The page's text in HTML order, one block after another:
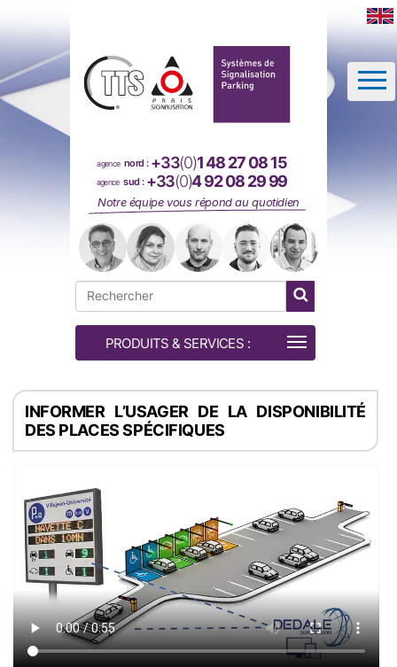
agence nord : +33(0)1 48 27 08 15
agence sud : +33(0)4 92 08 29 99
Notre équipe vous répond au quotidien
INFORMER L’USAGER DE LA DISPONIBILITÉ
DES PLACES SPÉCIFIQUES